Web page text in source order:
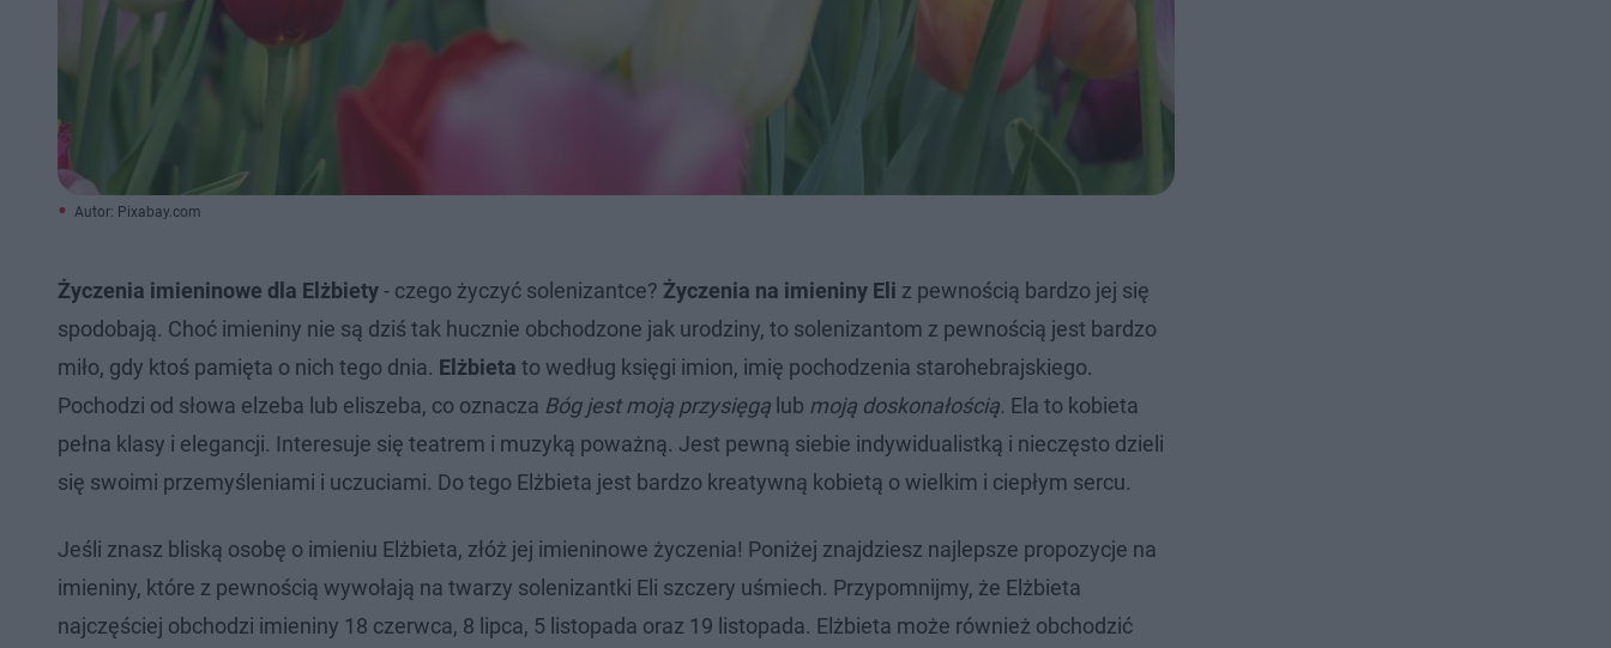
Autor: Pixabay.com
Życzenia imieninowe dla Elżbiety- czego życzyć solenizantce? Życzenia na imieniny Eli z pewnością bardzo jej się
spodobają. Choć imieniny nie są dziś tak hucznie obchodzone jak urodziny, to solenizantom z pewnością jest bardzo
miło, gdy ktoś pamięta o nich tego dnia. Elżbieta to według księgi imion, imię pochodzenia starohebrajskiego.
Pochodzi od słowa elzeba lub eliszeba, co oznacza Bóg jest moją przysięgą lub moją doskonałością. Ela to kobieta
pełna klasy i elegancji. Interesuje się teatrem i muzyką poważną. Jest pewną siebie indywidualistką i nieczęsto dzieli
się swoimi przemyśleniami i uczuciami. Do tego Elżbieta jest bardzo kreatywną kobietą o wielkim i ciepłym sercu.
Jeśli znasz bliską osobę o imieniu Elżbieta, złóż jej imieninowe życzenia! Poniżej znajdziesz najlepsze propozycje na
imieniny, które z pewnością wywołają na twarzy solenizantki Eli szczery uśmiech. Przypomnijmy, że Elżbieta
najczęściej obchodzi imieniny 18 czerwca, 8 lipca, 5 listopada oraz 19 listopada. Elżbieta może również obchodzić